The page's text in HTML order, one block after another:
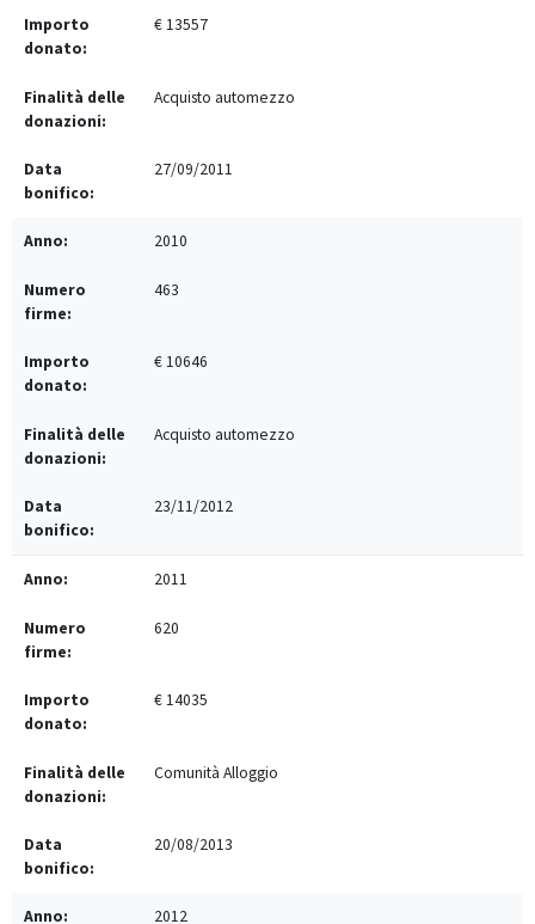
€ 13557
Acquisto automezzo
27/09/2011
2010
463
€ 10646
Acquisto automezzo
23/11/2012
2011
620
€ 14035
Comunità Alloggio
20/08/2013
2012